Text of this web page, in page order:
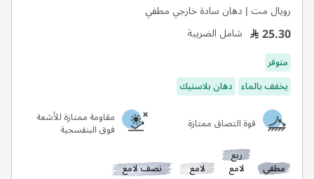
رويال مت | دهان سادة خارجي مطفي
25.30 شامل الضريبة
متوفر
يخفف بالماء دهان بلاستيك
قوة التصاق ممتازة
مقاومة ممتازة للأشعة
فوق البنفسجية
مطفي
ربع
لامع لامع نصف لامع